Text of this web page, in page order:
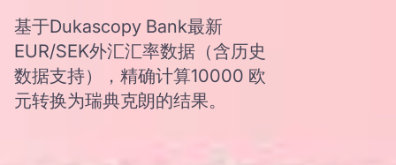
基于Dukascopy Bank最新
EUR/SEK外汇汇率数据（含历史
数据支持），精确计算10000 欧
元转换为瑞典克朗的结果。